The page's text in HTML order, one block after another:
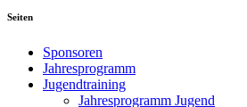
Seiten
Sponsoren
Jahresprogramm
Jugendtraining
Jahresprogramm Jugend